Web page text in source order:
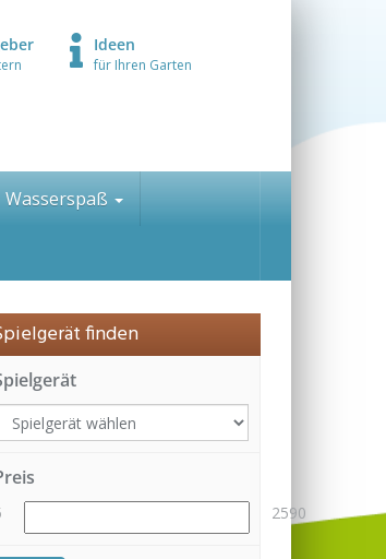
Ideen
für Ihren Garten
Wasserspaß
finden
2590